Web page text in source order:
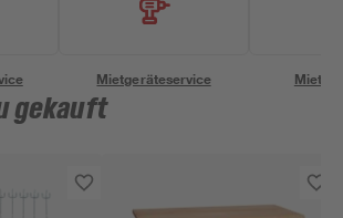
Mietgeräteservice
gekauft